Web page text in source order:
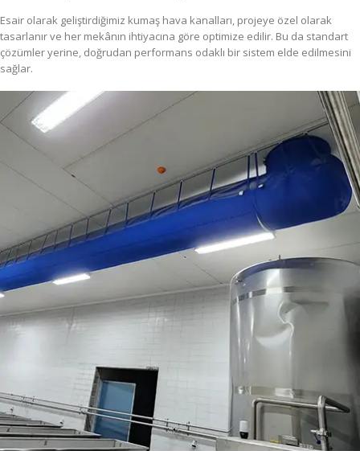
Esair olarak geliştirdiğimiz kumaş hava kanalları, projeye özel olarak
tasarlanır ve her mekânın ihtiyacına göre optimize edilir. Bu da standart
çözümler yerine, doğrudan performans odaklı bir sistem elde edilmesini
sağlar.